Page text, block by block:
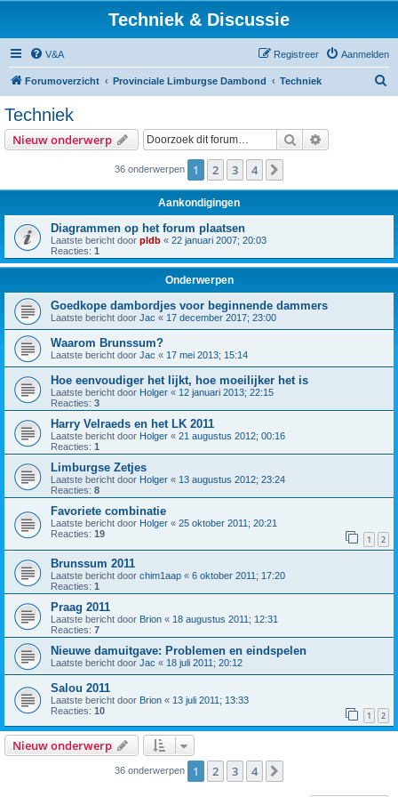
Techniek & Discussie
V&A Aanmelden
Registreer
Forumoverzicht Provinciale Limburgse Dambond Techniek
Techniek
Nieuw onderwerp Zoek
36 onderwerpen 1 2 3 4
Aankondigingen
Diagrammen op het forum plaatsen
Laatste bericht door pldb « 22 januari 2007; 20:03
Reacties: 1
Onderwerpen
Goedkope dambordjes voor beginnende dammers
Laatste bericht door Jac « 17 december 2017; 23:00
Waarom Brunssum?
Laatste bericht door Jac « 17 mei 2013; 15:14
Hoe eenvoudiger het lijkt, hoe moeilijker het is
Laatste bericht door Holger « 12 januari 2013; 22:15
Reacties: 3
Harry Velraeds en het LK 2011
Laatste bericht door Holger « 21 augustus 2012; 00:16
Reacties: 1
Limburgse Zetjes
Laatste bericht door Holger « 13 augustus 2012; 23:24
Reacties: 8
Favoriete combinatie
Laatste bericht door Holger « 25 oktober 2011; 20:21
Reacties: 19 1 2
Brunssum 2011
Laatste bericht door chim1aap « 6 oktober 2011; 17:20
Reacties: 1
Praag 2011
Laatste bericht door Brion « 18 augustus 2011; 12:31
Reacties: 7
Nieuwe damuitgave: Problemen en eindspelen
Laatste bericht door Jac « 18 juli 2011; 20:12
Salou 2011
Laatste bericht door Brion « 13 juli 2011; 13:33
Reacties: 10 1 2
Nieuw onderwerp
36 onderwerpen 1 2 3 4